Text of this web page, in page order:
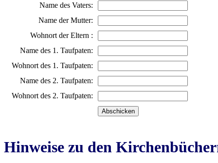
Name des Vaters:
Name der Mutter:
Wohnort der Eltern :
Name des 1. Taufpaten:
Wohnort des 1. Taufpaten:
Name des 2. Taufpaten:
Wohnort des 2. Taufpaten:
Hinweise zu den